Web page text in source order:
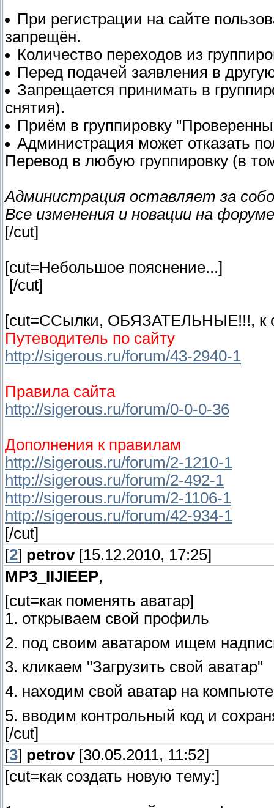
При регистрации на сайте
запрещён.
Количество переходов из
Перед подачей заявления в
Запрещается принимать в
снятия).
Приём в группировку
Администрация может отказать
Перевод в любую группировку (в
Администрация оставляет за
Все изменения и новации на
[/cut]
[cut=Небольшое пояснение...]
[/cut]
[cut=ССылки, ОБЯЗАТЕЛЬНЫЕ!!!, к
Путеводитель по сайту
http://sigerous.ru/forum/43-2940-1
Правила сайта
http://sigerous.ru/forum/0-0-0-36
Дополнения к правилам
http://sigerous.ru/forum/2-1210-1
http://sigerous.ru/forum/2-492-1
http://sigerous.ru/forum/2-1106-1
http://sigerous.ru/forum/42-934-1
[/cut]
[2] petrov[15.12.2010, 17:25]
MP3_IIJIEEP,
[cut=как поменять аватар]
1. открываем свой профиль
2. под своим аватаром ищем
3. кликаем "Загрузить свой аватар"
4. находим свой аватар на
5. вводим контрольный код и
[/cut]
[3] petrov[30.05.2011, 11:52]
[cut=как создать новую тему:]